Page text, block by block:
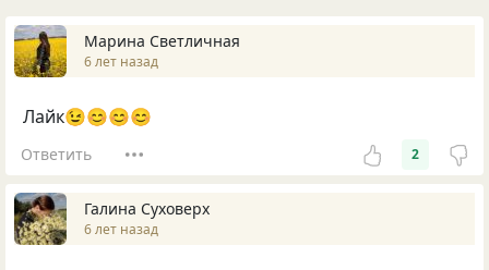
Марина Светличная
6 лет назад
Лайк😉😊😊😊
Ответить 2
Галина Суховерх
6 лет назад